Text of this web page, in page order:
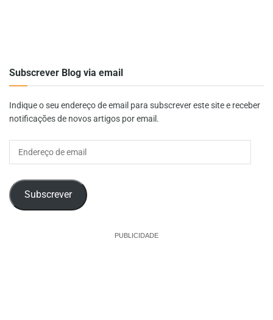
Subscrever Blog via email
Indique o seu endereço de email para subscrever este site e receber
notificações de novos artigos por email.
Subscrever
PUBLICIDADE